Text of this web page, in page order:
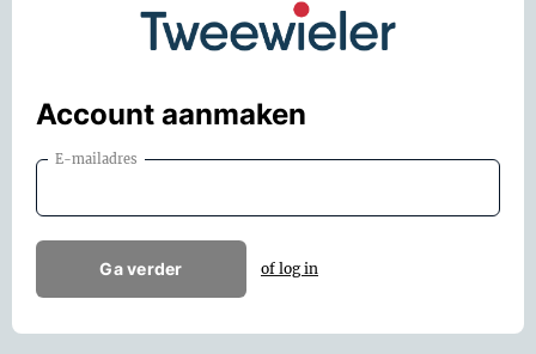
Account aanmaken
E-mailadres
Ga verder of log in